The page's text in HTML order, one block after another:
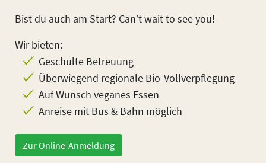
Bist du auch am Start? Can’t wait to see you!
Wir bieten:
Geschulte Betreuung
Überwiegend regionale Bio-Vollverpflegung
Auf Wunsch veganes Essen
Anreise mit Bus & Bahn möglich
Zur Online-Anmeldung